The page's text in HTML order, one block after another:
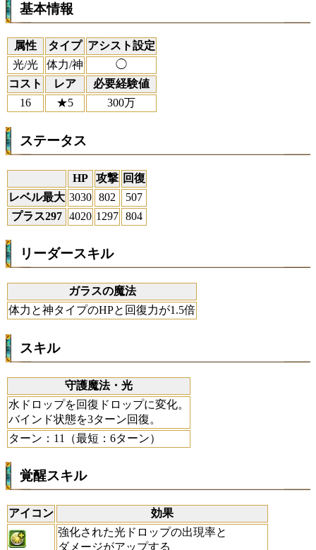
基本情報
属性 タイプ アシスト設定
光/光
体力/神
◯
コスト
レア
必要経験値
16
★5 300万
ステータス
HP 攻撃 回復
レベル最大 3030 802
507
プラス297 4020 1297 804
リーダースキル
ガラスの魔法
体力と神タイプのHPと回復力が1.5倍
スキル
守護魔法・光
水ドロップを回復ドロップに変化。
バインド状態を3ターン回復。
ターン：11（最短：6ターン）
覚醒スキル
アイコン
効果
強化された光ドロップの出現率と
ダメージがアップする